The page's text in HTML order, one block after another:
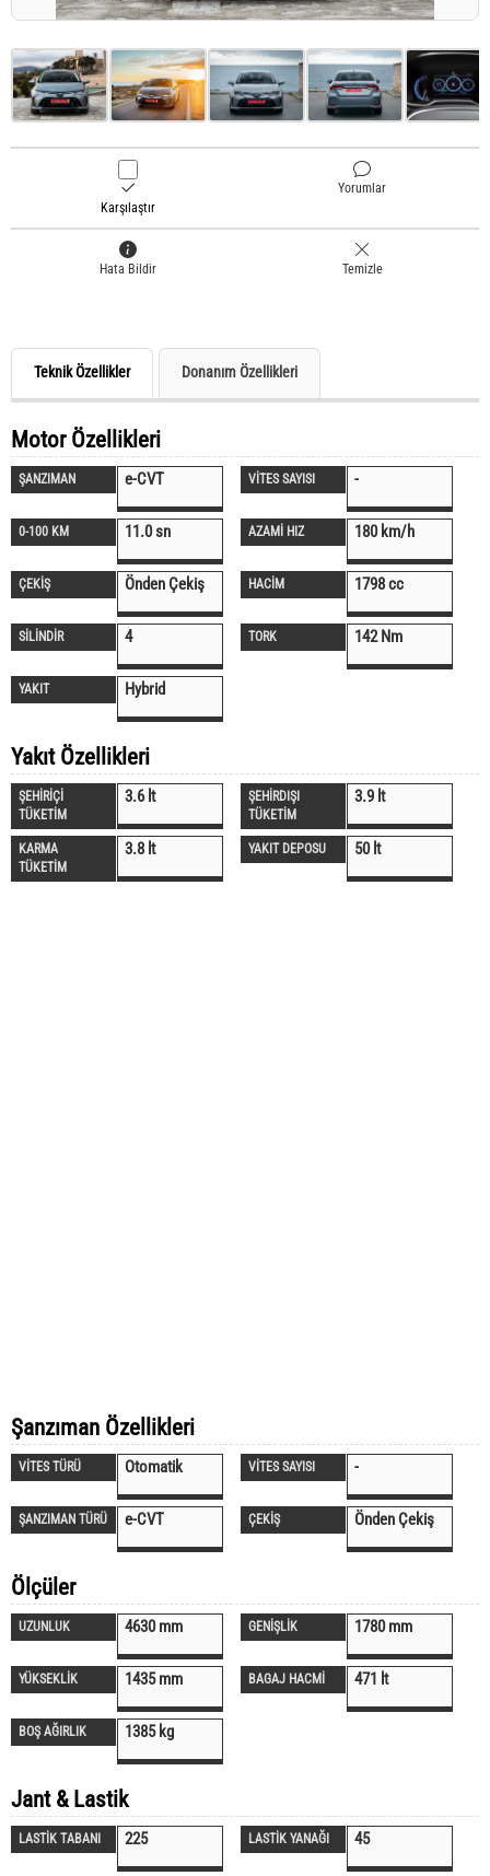
Karşılaştır
Yorumlar
Hata Bildir Temizle
Teknik Özellikler Donanım Özellikleri
Motor Özellikleri
ŞANZIMAN e-CVT VİTES SAYISI -
0-100 KM 11.0 sn AZAMİ HIZ 180 km/h
ÇEKİŞ Önden Çekiş HACİM 1798 cc
SİLİNDİR 4 TORK 142 Nm
YAKIT Hybrid
Yakıt Özellikleri
ŞEHİRİÇİ
TÜKETİM
3.6 lt
ŞEHİRDIŞI
TÜKETİM
3.9 lt
KARMA
TÜKETİM
3.8 lt YAKIT DEPOSU 50 lt
Şanzıman Özellikleri
VİTES TÜRÜ Otomatik VİTES SAYISI -
ŞANZIMAN TÜRÜ e-CVT ÇEKİŞ Önden Çekiş
Ölçüler
UZUNLUK 4630 mm GENİŞLİK 1780 mm
YÜKSEKLİK 1435 mm BAGAJ HACMİ 471 lt
BOŞ AĞIRLIK 1385 kg
Jant & Lastik
LASTİK TABANI 225 LASTİK YANAĞI 45